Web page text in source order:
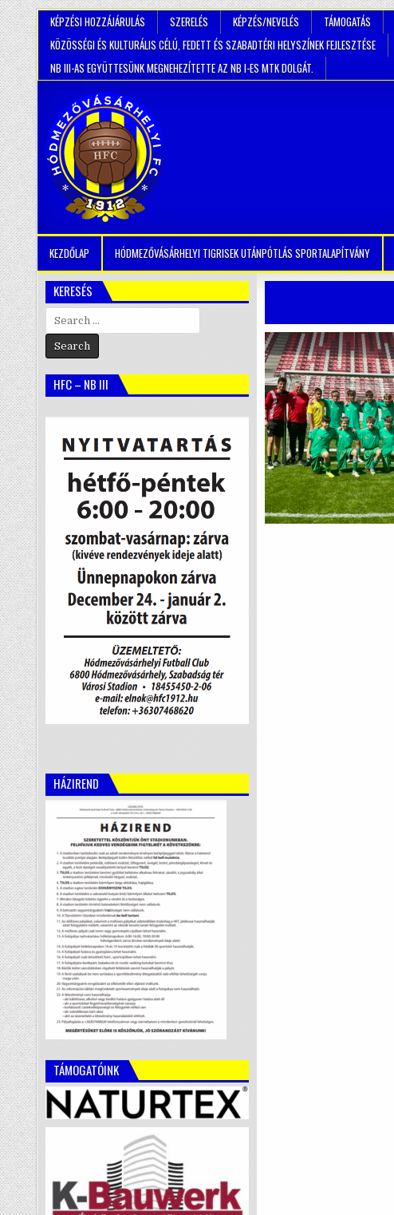
KÉPZÉSI HOZZÁJÁRULÁS SZERELÉS KÉPZÉS/NEVELÉS TÁMOGATÁS
KÖZÖSSÉGI ÉS KULTURÁLIS CÉLÚ, FEDETT ÉS SZABADTÉRI HELYSZÍNEK FEJLESZTÉSE
NB III-AS EGYÜTTESÜNK MEGNEHEZÍTETTE AZ NB I-ES MTK DOLGÁT.
KEZDŐLAP HÓDMEZŐVÁSÁRHELYI TIGRISEK UTÁNPÓTLÁS SPORTALAPÍTVÁNY
KERESÉS
Search
for:
HFC – NB III
HÁZIREND
TÁMOGATÓINK